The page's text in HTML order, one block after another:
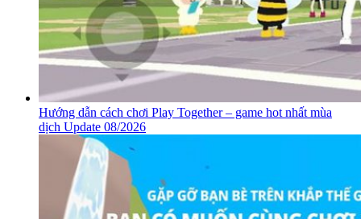
Hướng dẫn cách chơi Play Together – game hot nhất mùa
dịch Update 08/2026